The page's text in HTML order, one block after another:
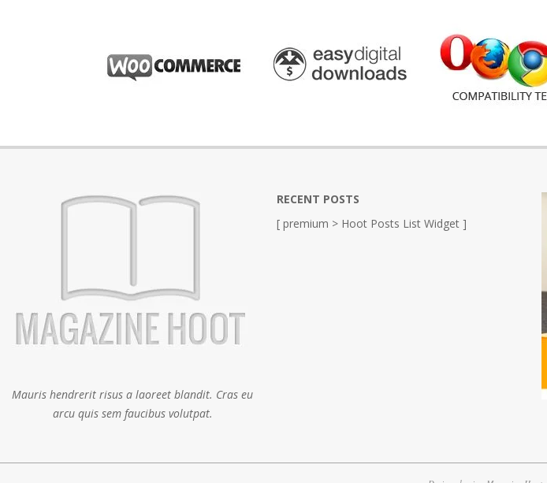
Mauris hendrerit risus a laoreet blandit. Cras eu
arcu quis sem faucibus volutpat.
RECENT POSTS
[ premium > Hoot Posts List Widget ]